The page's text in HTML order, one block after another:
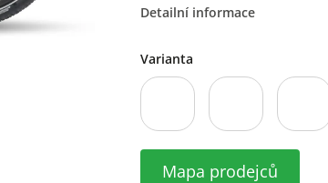
Detailní informace
Varianta
Mapa prodejců